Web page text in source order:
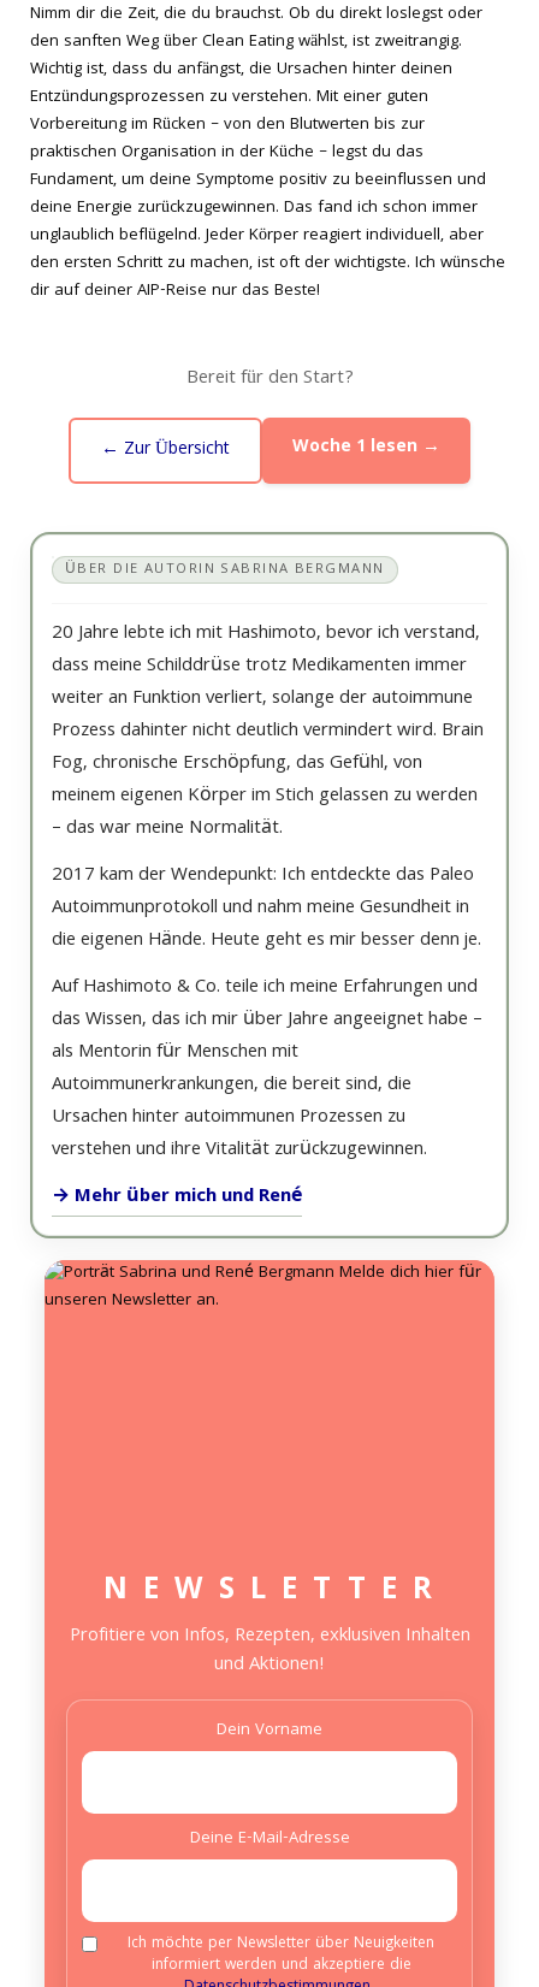
Nimm dir die Zeit, die du brauchst. Ob du direkt loslegst oder
den sanften Weg über Clean Eating wählst, ist zweitrangig.
Wichtig ist, dass du anfängst, die Ursachen hinter deinen
Entzündungsprozessen zu verstehen. Mit einer guten
Vorbereitung im Rücken – von den Blutwerten bis zur
praktischen Organisation in der Küche – legst du das
Fundament, um deine Symptome positiv zu beeinflussen und
deine Energie zurückzugewinnen. Das fand ich schon immer
unglaublich beflügelnd. Jeder Körper reagiert individuell, aber
den ersten Schritt zu machen, ist oft der wichtigste. Ich wünsche
dir auf deiner AIP-Reise nur das Beste!
Bereit für den Start?
← Zur Übersicht Woche 1 lesen →
ÜBER DIE AUTORIN SABRINA BERGMANN
20 Jahre lebte ich mit Hashimoto, bevor ich verstand,
dass meine Schilddrüse trotz Medikamenten immer
weiter an Funktion verliert, solange der autoimmune
Prozess dahinter nicht deutlich vermindert wird. Brain
Fog, chronische Erschöpfung, das Gefühl, von
meinem eigenen Körper im Stich gelassen zu werden
– das war meine Normalität.
2017 kam der Wendepunkt: Ich entdeckte das Paleo
Autoimmunprotokoll und nahm meine Gesundheit in
die eigenen Hände. Heute geht es mir besser denn je.
Auf Hashimoto & Co. teile ich meine Erfahrungen und
das Wissen, das ich mir über Jahre angeeignet habe –
als Mentorin für Menschen mit
Autoimmunerkrankungen, die bereit sind, die
Ursachen hinter autoimmunen Prozessen zu
verstehen und ihre Vitalität zurückzugewinnen.
→ Mehr über mich und René
N E W S L E T T E R
Profitiere von Infos, Rezepten, exklusiven Inhalten
und Aktionen!
Dein Vorname
Deine E-Mail-Adresse
Ich möchte per Newsletter über Neuigkeiten
informiert werden und akzeptiere die